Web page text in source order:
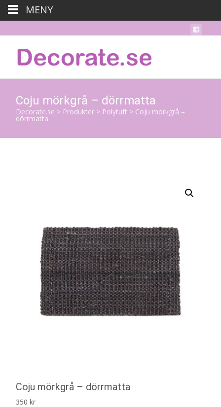
Coju mörkgrå – dörrmatta
Decorate.se > Produkter > Polytuft > Coju mörkgrå –
dörrmatta
Coju mörkgrå – dörrmatta
350 kr
MENY